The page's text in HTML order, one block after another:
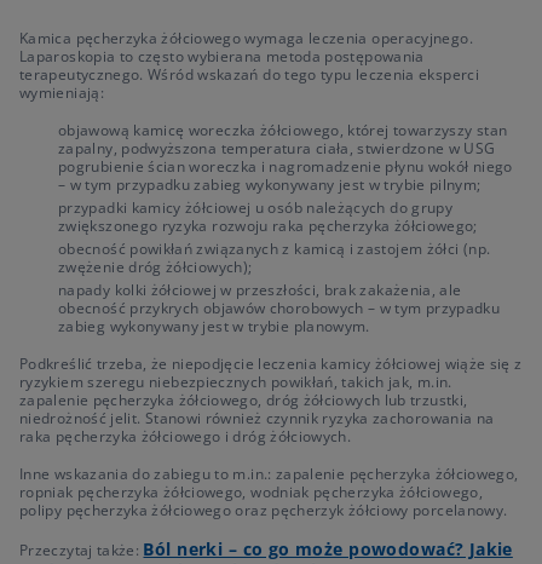
Kamica pęcherzyka żółciowego wymaga leczenia operacyjnego.
Laparoskopia to często wybierana metoda postępowania
terapeutycznego. Wśród wskazań do tego typu leczenia eksperci
wymieniają:
objawową kamicę woreczka żółciowego, której towarzyszy stan
zapalny, podwyższona temperatura ciała, stwierdzone w USG
pogrubienie ścian woreczka i nagromadzenie płynu wokół niego
– w tym przypadku zabieg wykonywany jest w trybie pilnym;
przypadki kamicy żółciowej u osób należących do grupy
zwiększonego ryzyka rozwoju raka pęcherzyka żółciowego;
obecność powikłań związanych z kamicą i zastojem żółci (np.
zwężenie dróg żółciowych);
napady kolki żółciowej w przeszłości, brak zakażenia, ale
obecność przykrych objawów chorobowych – w tym przypadku
zabieg wykonywany jest w trybie planowym.
Podkreślić trzeba, że niepodjęcie leczenia kamicy żółciowej wiąże się z
ryzykiem szeregu niebezpiecznych powikłań, takich jak, m.in.
zapalenie pęcherzyka żółciowego, dróg żółciowych lub trzustki,
niedrożność jelit. Stanowi również czynnik ryzyka zachorowania na
raka pęcherzyka żółciowego i dróg żółciowych.
Inne wskazania do zabiegu to m.in.: zapalenie pęcherzyka żółciowego,
ropniak pęcherzyka żółciowego, wodniak pęcherzyka żółciowego,
polipy pęcherzyka żółciowego oraz pęcherzyk żółciowy porcelanowy.
Przeczytaj także: Ból nerki – co go może powodować? Jakie